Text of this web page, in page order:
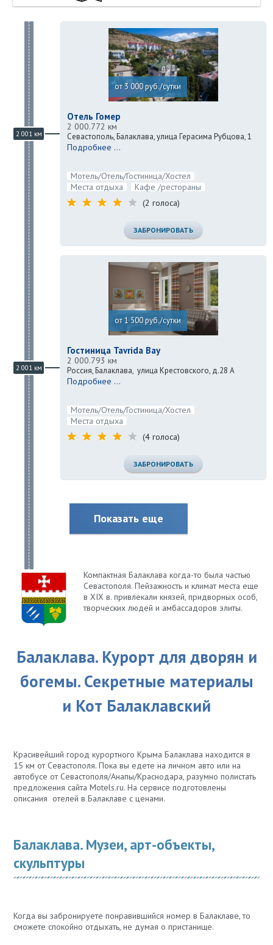
2 001 км
от 3 000 руб./сутки
Отель Гомер
2 000.772 км
Севастополь, Балаклава, улица Герасима Рубцова, 1
Подробнее ...
Мотель/Отель/Гостиница/Хостел
Места отдыха
Кафе /рестораны
(2 голоса)
ЗАБРОНИРОВАТЬ
2 001 км
от 1 500 руб./сутки
Гостиница Tavrida Bay
2 000.793 км
Россия, Балаклава, улица Крестовского, д.28 А
Подробнее ...
Мотель/Отель/Гостиница/Хостел
Места отдыха
(4 голоса)
ЗАБРОНИРОВАТЬ
Показать еще
Компактная Балаклава когда-то была частью
Севастополя. Пейзажность и климат места еще
в XIX в. привлекали князей, придворных особ,
творческих людей и амбассадоров элиты.
Балаклава. Курорт для дворян и
богемы. Секретные материалы
и Кот Балаклавский
Красивейший город курортного Крыма Балаклава находится в
15 км от Севастополя. Пока вы едете на личном авто или на
автобусе от Севастополя/Анапы/Краснодара, разумно полистать
предложения сайта Motels.ru. На сервисе подготовлены
описания отелей в Балаклаве с ценами.
Балаклава. Музеи, арт-объекты,
скульптуры
Когда вы забронируете понравившийся номер в Балаклаве, то
сможете спокойно отдыхать, не думая о пристанище.